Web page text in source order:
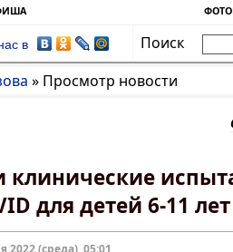
в
Поиск
» Просмотр новости
клинические
для детей 6-11 лет
2022 (среда), 05:01